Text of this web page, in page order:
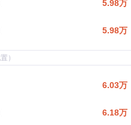
5.98万
5.98万
）
6.03万
6.18万